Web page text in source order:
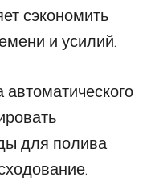
сэкономить
и усилий.
автоматического
для полива